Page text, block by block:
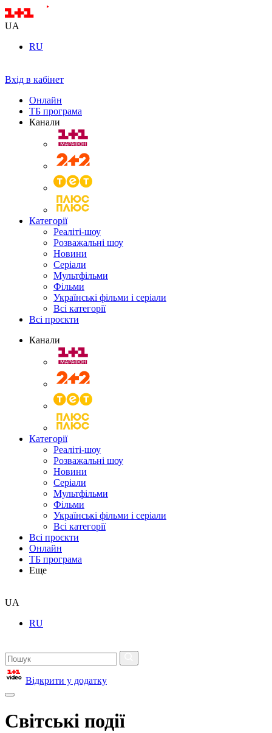
UA
RU
Вхід в кабінет
Онлайн
ТБ програма
Канали
Категорії
Реаліті-шоу
Розважальні шоу
Новини
Серіали
Мультфільми
Фільми
Українські фільми і серіали
Всі категорії
Всі проєкти
Канали
Категорії
Реаліті-шоу
Розважальні шоу
Новини
Серіали
Мультфільми
Фільми
Українські фільми і серіали
Всі категорії
Всі проєкти
Онлайн
ТБ програма
Еще
UA
RU
Відкрити у додатку
Світські події